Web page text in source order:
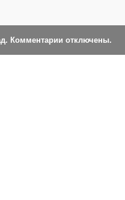
Комментарии отключены.